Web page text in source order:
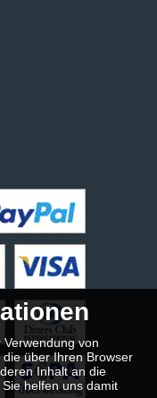
von
über Ihren Browser
Inhalt an die
helfen uns damit